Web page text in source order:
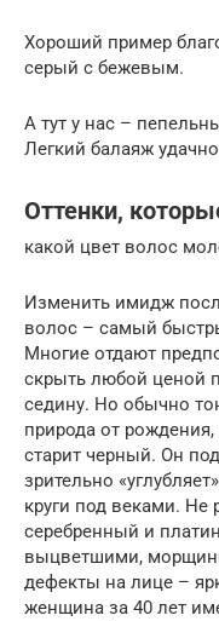
Хороший пример
серый с бежевым.
А тут у нас –
Легкий балаяж
Оттенки,
какой цвет волос
Изменить имидж
волос – самый
Многие отдают
скрыть любой ценой
седину. Но обычно
природа от
старит черный. Он
зрительно
круги под веками. Не
серебренный и
выцветшими,
дефекты на лице –
женщина за 40 лет